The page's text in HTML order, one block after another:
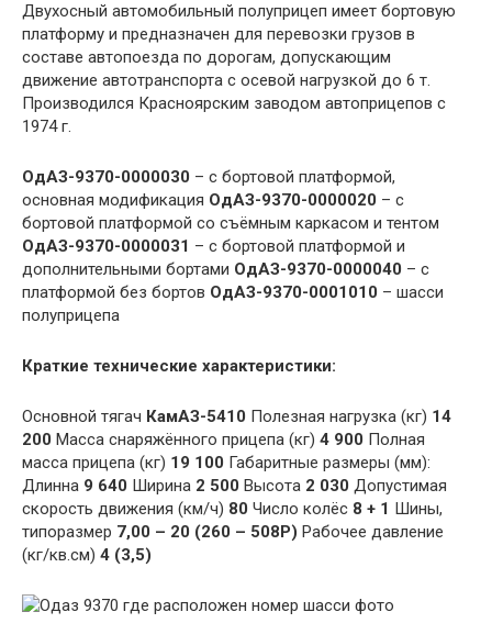
Двухосный автомобильный полуприцеп имеет бортовую
платформу и предназначен для перевозки грузов в
составе автопоезда по дорогам, допускающим
движение автотранспорта с осевой нагрузкой до 6 т.
Производился Красноярским заводом автоприцепов с
1974 г.
ОдАЗ-9370-0000030 – с бортовой платформой,
основная модификация ОдАЗ-9370-0000020 – с
бортовой платформой со съёмным каркасом и тентом
ОдАЗ-9370-0000031 – с бортовой платформой и
дополнительными бортами ОдАЗ-9370-0000040 – с
платформой без бортов ОдАЗ-9370-0001010 – шасси
полуприцепа
Краткие технические характеристики:
Основной тягач КамАЗ-5410 Полезная нагрузка (кг) 14
200 Масса снаряжённого прицепа (кг) 4 900 Полная
масса прицепа (кг) 19 100 Габаритные размеры (мм):
Длинна 9 640 Ширина 2 500 Высота 2 030 Допустимая
скорость движения (км/ч) 80 Число колёс 8 + 1 Шины,
типоразмер 7,00 – 20 (260 – 508Р) Рабочее давление
(кг/кв.см) 4 (3,5)